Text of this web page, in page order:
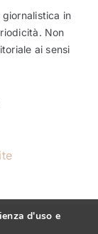
in
Non
ai sensi
d'uso e